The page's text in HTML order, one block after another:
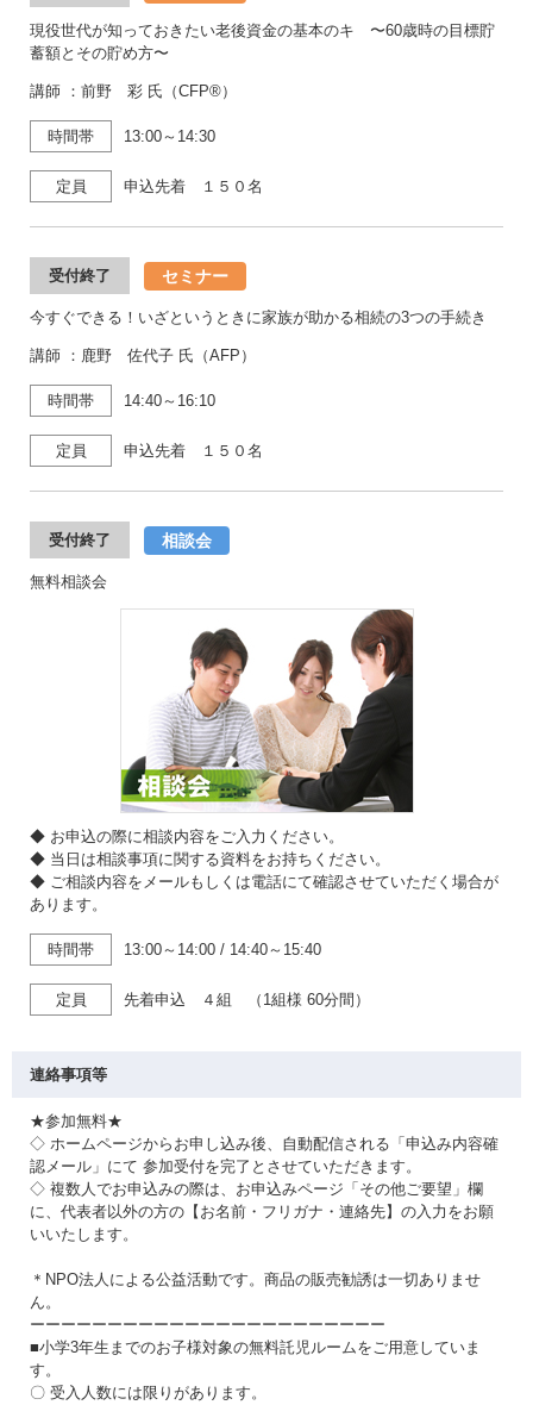
現役世代が知っておきたい老後資金の基本のキ 〜60歳時の目標貯
蓄額とその貯め方〜
講師 ：前野 彩 氏（CFP®）
時間帯 13:00～14:30
定員 申込先着 １５０名
受付終了 セミナー
今すぐできる！いざというときに家族が助かる相続の3つの手続き
講師 ：鹿野 佐代子 氏（AFP）
時間帯 14:40～16:10
定員 申込先着 １５０名
受付終了 相談会
無料相談会
◆ お申込の際に相談内容をご入力ください。
◆ 当日は相談事項に関する資料をお持ちください。
◆ ご相談内容をメールもしくは電話にて確認させていただく場合が
あります。
時間帯 13:00～14:00 / 14:40～15:40
定員 先着申込 ４組 （1組様 60分間）
連絡事項等
★参加無料★
◇ ホームページからお申し込み後、自動配信される「申込み内容確
認メール」にて 参加受付を完了とさせていただきます。
◇ 複数人でお申込みの際は、お申込みページ「その他ご要望」欄
に、代表者以外の方の【お名前・フリガナ・連絡先】の入力をお願
いいたします。
＊NPO法人による公益活動です。商品の販売勧誘は一切ありませ
ん。
ーーーーーーーーーーーーーーーーーーーーーーー
■小学3年生までのお子様対象の無料託児ルームをご用意していま
す。
〇 受入人数には限りがあります。